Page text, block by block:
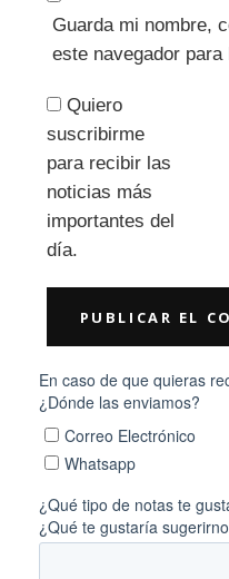
Guarda mi nombre,
este navegador
Quiero
suscribirme
para recibir las
noticias más
importantes del
día.